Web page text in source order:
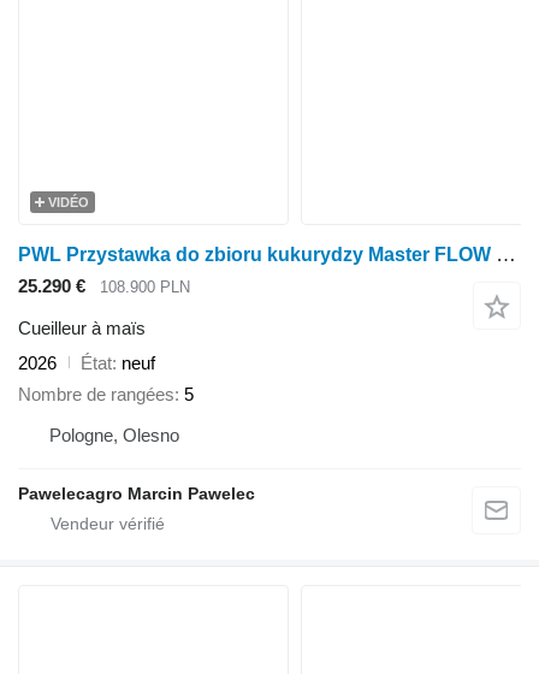
VIDÉO
PWL Przystawka do zbioru kukurydzy Master FLOW 5.75 + roto-cut
25.290 € 108.900 PLN
Cueilleur à maïs
2026
État neuf
Nombre de rangées 5
Pologne, Olesno
Pawelecagro Marcin Pawelec